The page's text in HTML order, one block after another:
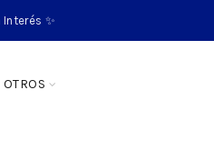
✨
OTROS